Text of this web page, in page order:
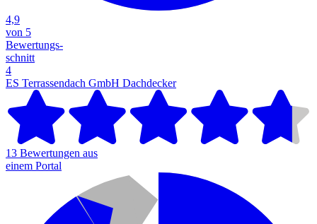
4,9
von 5
Bewertungs-
schnitt
4
ES Terrassendach GmbH Dachdecker
13 Bewertungen aus
einem Portal